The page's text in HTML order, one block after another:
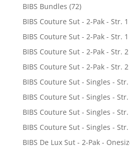
BIBS Bundles (72)
BIBS Couture Sut - 2-Pak - Str.
BIBS Couture Sut - 2-Pak - Str.
BIBS Couture Sut - 2-Pak - Str.
BIBS Couture Sut - 2-Pak - Str.
BIBS Couture Sut - Singles -
BIBS Couture Sut - Singles -
BIBS Couture Sut - Singles -
BIBS Couture Sut - Singles -
BIBS De Lux Sut - 2-Pak -